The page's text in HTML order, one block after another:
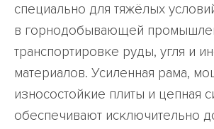
специально для тяжёлых
в горнодобывающей
транспортировке руды, угля и
материалов. Усиленная рама,
износостойкие плиты и цепная
обеспечивают исключительно